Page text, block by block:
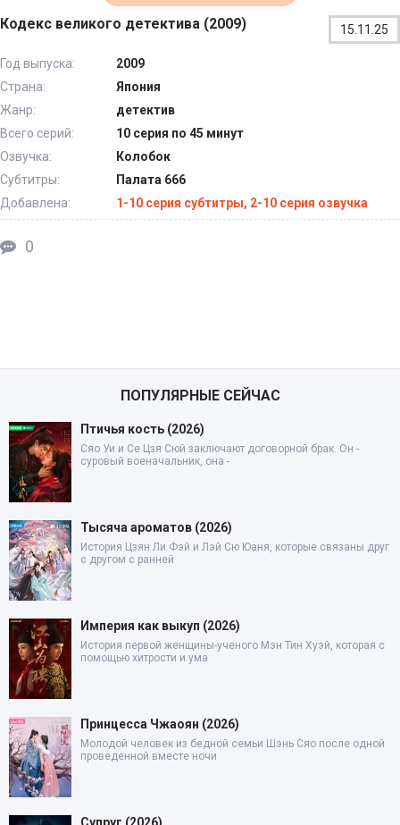
Кодекс великого детектива (2009) 15.11.25
Год выпуска:
2009
Страна:
Япония
Жанр:
детектив
Всего серий:
10 серия по 45 минут
Озвучка:
Колобок
Субтитры:
Палата 666
Добавлена:
1-10 серия субтитры, 2-10 серия озвучка
0
ПОПУЛЯРНЫЕ СЕЙЧАС
Птичья кость (2026)
Сяо Уи и Се Цзя Сюй заключают договорной брак. Он -
суровый военачальник, она -
Тысяча ароматов (2026)
История Цзян Ли Фэй и Лэй Сю Юаня, которые связаны друг
с другом с ранней
Империя как выкуп (2026)
История первой женщины-ученого Мэн Тин Хуэй, которая с
помощью хитрости и ума
Принцесса Чжаоян (2026)
Молодой человек из бедной семьи Шэнь Сяо после одной
проведенной вместе ночи